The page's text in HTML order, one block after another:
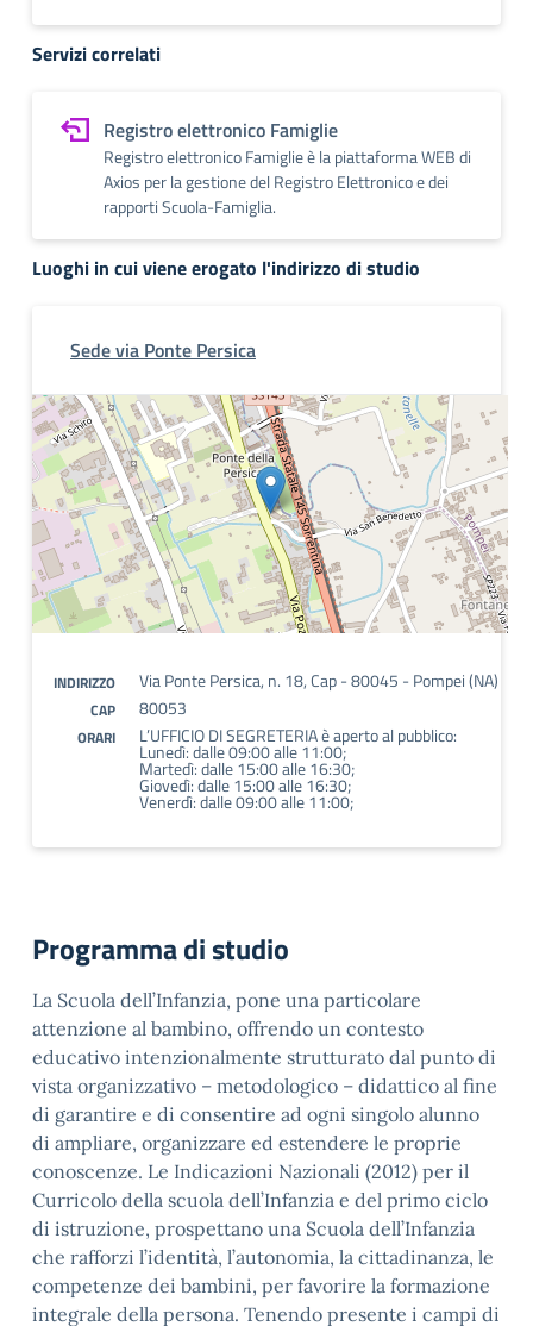
Servizi correlati
Registro elettronico Famiglie
Registro elettronico Famiglie è la piattaforma WEB di
Axios per la gestione del Registro Elettronico e dei
rapporti Scuola-Famiglia.
Luoghi in cui viene erogato l'indirizzo di studio
Sede via Ponte Persica
INDIRIZZO Via Ponte Persica, n. 18, Cap - 80045 - Pompei (NA)
CAP 80053
ORARI L’UFFICIO DI SEGRETERIA è aperto al pubblico:
Lunedì: dalle 09:00 alle 11:00;
Martedì: dalle 15:00 alle 16:30;
Giovedì: dalle 15:00 alle 16:30;
Venerdì: dalle 09:00 alle 11:00;
Programma di studio
La Scuola dell’Infanzia, pone una particolare
attenzione al bambino, offrendo un contesto
educativo intenzionalmente strutturato dal punto di
vista organizzativo – metodologico – didattico al fine
di garantire e di consentire ad ogni singolo alunno
di ampliare, organizzare ed estendere le proprie
conoscenze. Le Indicazioni Nazionali (2012) per il
Curricolo della scuola dell’Infanzia e del primo ciclo
di istruzione, prospettano una Scuola dell’Infanzia
che rafforzi l’identità, l’autonomia, la cittadinanza, le
competenze dei bambini, per favorire la formazione
integrale della persona. Tenendo presente i campi di